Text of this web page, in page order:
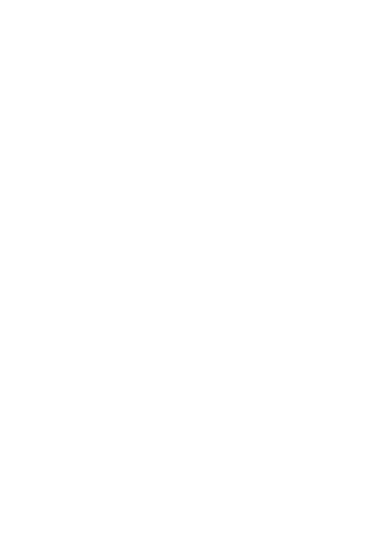
novedades del mercado de La